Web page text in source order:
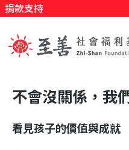
主
容
捐款支持
至
善
不會沒關係，我
看見孩子的價值與成就